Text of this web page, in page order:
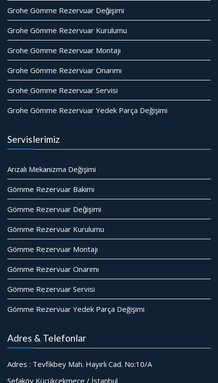
Grohe Gömme Rezervuar Değişimi
Grohe Gömme Rezervuar Kurulumu
Grohe Gömme Rezervuar Montajı
Grohe Gömme Rezervuar Onarımı
Grohe Gömme Rezervuar Servisi
Grohe Gömme Rezervuar Yedek Parça Değişimi
Servislerimiz
Arızalı Mekanizma Değişimi
Gömme Rezervuar Bakımı
Gömme Rezervuar Değişimi
Gömme Rezervuar Kurulumu
Gömme Rezervuar Montajı
Gömme Rezervuar Onarımı
Gömme Rezervuar Servisi
Gömme Rezervuar Yedek Parça Değişimi
Adres & Telefonlar
Adres : Tevfikbey Mah. Hayırlı Cad. No:10/A
Sefaköy Küçükçekmece / İstanbul